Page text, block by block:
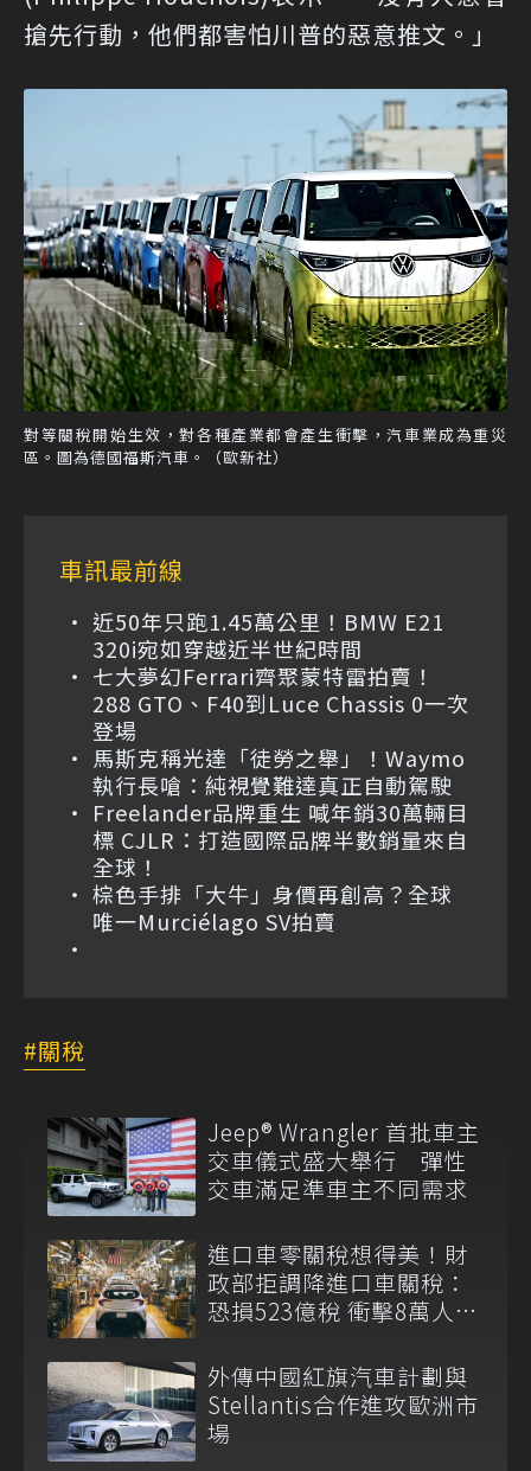
搶先行動，他們都害怕川普的惡意推文。」
對等關稅開始生效，對各種產業都會產生衝擊，汽車業成為重災
區。圖為德國福斯汽車。（歐新社）
車訊最前線
近50年只跑1.45萬公里！BMW E21
320i宛如穿越近半世紀時間
七大夢幻Ferrari齊聚蒙特雷拍賣！
288 GTO、F40到Luce Chassis 0一次
登場
馬斯克稱光達「徒勞之舉」！Waymo
執行長嗆：純視覺難達真正自動駕駛
Freelander品牌重生 喊年銷30萬輛目
標 CJLR：打造國際品牌半數銷量來自
全球！
棕色手排「大牛」身價再創高？全球
唯一Murciélago SV拍賣
關稅
Jeep® Wrangler 首批車主
交車儀式盛大舉行 彈性
交車滿足準車主不同需求
進口車零關稅想得美！財
政部拒調降進口車關稅：
恐損523億稅 衝擊8萬人員
外傳中國紅旗汽車計劃與
Stellantis合作進攻歐洲市
場